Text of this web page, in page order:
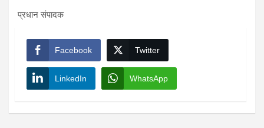
प्रधान संपादक
Facebook Twitter
LinkedIn WhatsApp